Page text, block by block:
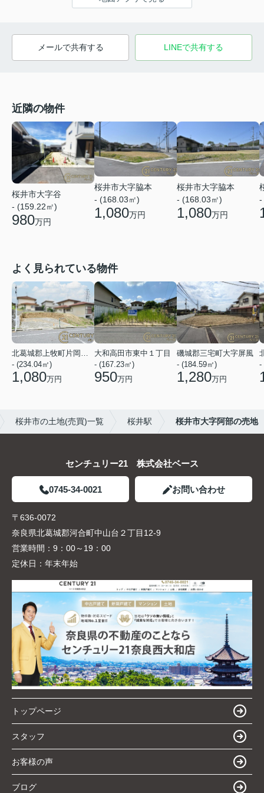
メールで共有する LINEで共有する
近隣の物件
桜井市大字谷
- (159.22㎡)
980万円
桜井市大字脇本
- (168.03㎡)
1,080万円
桜井市大字脇本
- (168.03㎡)
1,080万円
-
よく見られている物件
北葛城郡上牧町片岡台１丁目
- (234.04㎡)
1,080万円
大和高田市東中１丁目
- (167.23㎡)
950万円
磯城郡三宅町大字屏風
- (184.59㎡)
1,280万円
-
桜井市の土地(売買)一覧 桜井駅 桜井市大字阿部の売地
センチュリー21 株式会社ベース
0745-34-0021 お問い合わせ
〒636-0072
奈良県北葛城郡河合町中山台２丁目12-9
営業時間： 9：00～19：00
定休日： 年末年始
トップページ
スタッフ
お客様の声
ブログ